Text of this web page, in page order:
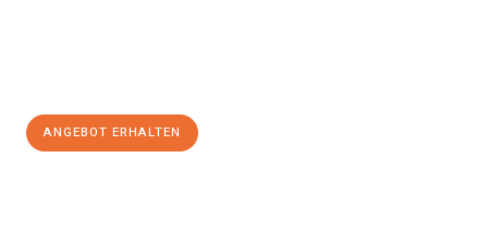
ANGEBOT ERHALTEN